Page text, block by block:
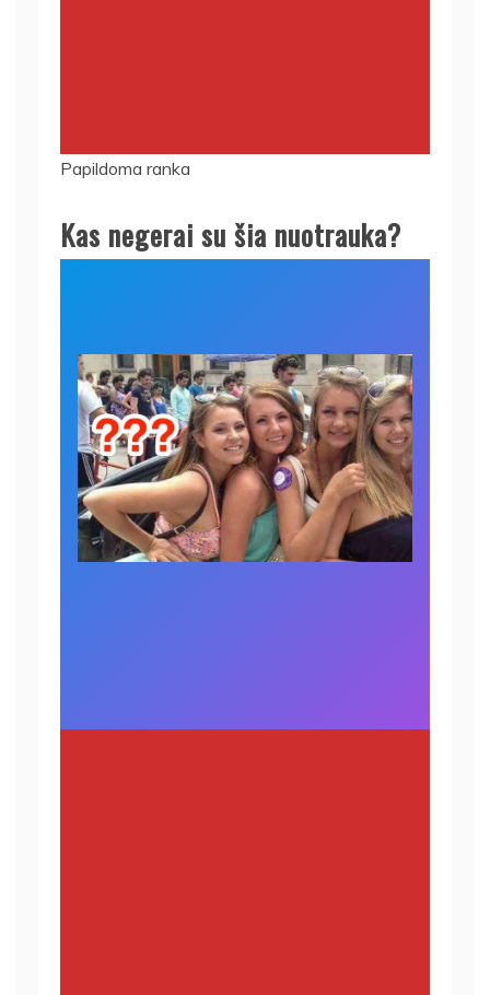
Papildoma ranka
Kas negerai su šia nuotrauka?